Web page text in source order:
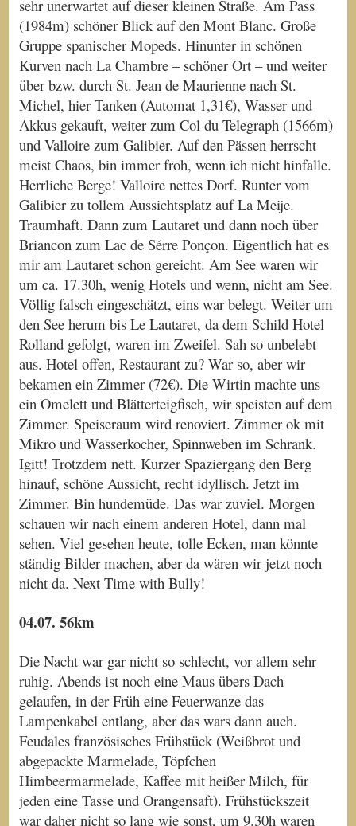
sehr unerwartet auf dieser kleinen Straße. Am Pass
(1984m) schöner Blick auf den Mont Blanc. Große
Gruppe spanischer Mopeds. Hinunter in schönen
Kurven nach La Chambre – schöner Ort – und weiter
über bzw. durch St. Jean de Maurienne nach St.
Michel, hier Tanken (Automat 1,31€), Wasser und
Akkus gekauft, weiter zum Col du Telegraph (1566m)
und Valloire zum Galibier. Auf den Pässen herrscht
meist Chaos, bin immer froh, wenn ich nicht hinfalle.
Herrliche Berge! Valloire nettes Dorf. Runter vom
Galibier zu tollem Aussichtsplatz auf La Meije.
Traumhaft. Dann zum Lautaret und dann noch über
Briancon zum Lac de Sérre Ponçon. Eigentlich hat es
mir am Lautaret schon gereicht. Am See waren wir
um ca. 17.30h, wenig Hotels und wenn, nicht am See.
Völlig falsch eingeschätzt, eins war belegt. Weiter um
den See herum bis Le Lautaret, da dem Schild Hotel
Rolland gefolgt, waren im Zweifel. Sah so unbelebt
aus. Hotel offen, Restaurant zu? War so, aber wir
bekamen ein Zimmer (72€). Die Wirtin machte uns
ein Omelett und Blätterteigfisch, wir speisten auf dem
Zimmer. Speiseraum wird renoviert. Zimmer ok mit
Mikro und Wasserkocher, Spinnweben im Schrank.
Igitt! Trotzdem nett. Kurzer Spaziergang den Berg
hinauf, schöne Aussicht, recht idyllisch. Jetzt im
Zimmer. Bin hundemüde. Das war zuviel. Morgen
schauen wir nach einem anderen Hotel, dann mal
sehen. Viel gesehen heute, tolle Ecken, man könnte
ständig Bilder machen, aber da wären wir jetzt noch
nicht da. Next Time with Bully!
04.07. 56km
Die Nacht war gar nicht so schlecht, vor allem sehr
ruhig. Abends ist noch eine Maus übers Dach
gelaufen, in der Früh eine Feuerwanze das
Lampenkabel entlang, aber das wars dann auch.
Feudales französisches Frühstück (Weißbrot und
abgepackte Marmelade, Töpfchen
Himbeermarmelade, Kaffee mit heißer Milch, für
jeden eine Tasse und Orangensaft). Frühstückszeit
war daher nicht so lang wie sonst, um 9.30h waren